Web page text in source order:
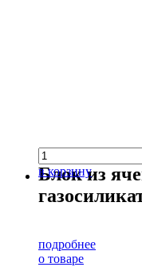
в корзину
Блок из
подробнее
о товаре